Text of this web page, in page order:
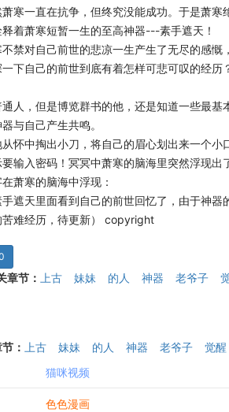
寒一直在抗争，但终究没能成功。于是萧
着萧寒短暂一生的至高神器---素手遮天！
禁对自己前世的悲凉一生产生了无尽的感
下自己的前世到底有着怎样可悲可叹的经历
人，但是博览群书的他，还是知道一些最
与自己产生共鸣。
怀中掏出小刀，将自己的眉心划出来一个
输入密码！冥冥中萧寒的脑海里突然浮现
萧寒的脑海中浮现：
手遮天里面看到自己的前世回忆了，由于神
难经历，待更新） copyright
章节： 上古 妹妹 的人 神器 老爷子
： 上古 妹妹 的人 神器 老爷子 觉醒
猫咪视频
色色漫画